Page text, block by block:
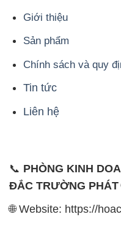
Giới thiệu
Sản phẩm
Chính sách và quy
Tin tức
Liên hệ
📞 PHÒNG KINH
ĐẮC TRƯỜNG PHÁT
🌐 Website: https://